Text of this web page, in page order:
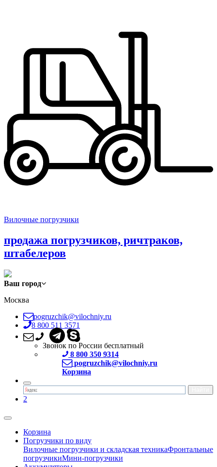
Вилочные погрузчики
продажа погрузчиков, ричтраков,
штабелеров
Ваш город
Москва
pogruzchik@vilochniy.ru
8 800 511 3571
Звонок по России бесплатный
8 800 350 9314
pogruzchik@vilochniy.ru
Корзина
2
Корзина
Погрузчики по виду
Вилочные погрузчики и складская техникаФронтальные
погрузчикиМини-погрузчики